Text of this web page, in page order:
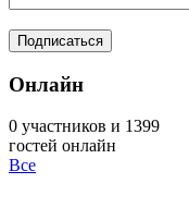
Онлайн
0 участников и 1399
гостей онлайн
Все